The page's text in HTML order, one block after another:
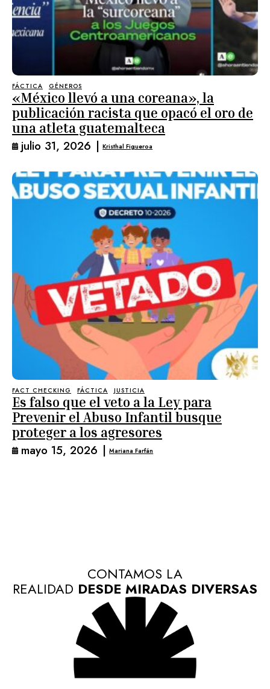
FÁCTICA GÉNEROS
«México llevó a una coreana», la
publicación racista que opacó el oro de
una atleta guatemalteca
julio 31, 2026 | Kristhal Figueroa
FACT CHECKING FÁCTICA JUSTICIA
Es falso que el veto a la Ley para
Prevenir el Abuso Infantil busque
proteger a los agresores
mayo 15, 2026 | Mariana Farfán
CONTAMOS LA
REALIDAD DESDE MIRADAS DIVERSAS